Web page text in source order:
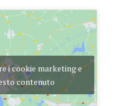
i cookie marketing e
contenuto